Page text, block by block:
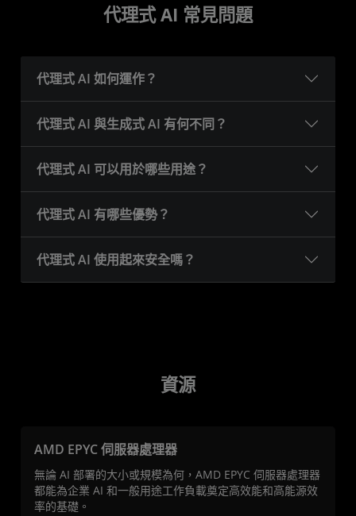
代理式 AI 常見問題
代理式 AI 如何運作？
代理式 AI 與生成式 AI 有何不同？
代理式 AI 可以用於哪些用途？
代理式 AI 有哪些優勢？
代理式 AI 使用起來安全嗎？
資源
AMD EPYC 伺服器處理器
無論 AI 部署的大小或規模為何，AMD EPYC 伺服器處理器
都能為企業 AI 和一般用途工作負載奠定高效能和高能源效
率的基礎。